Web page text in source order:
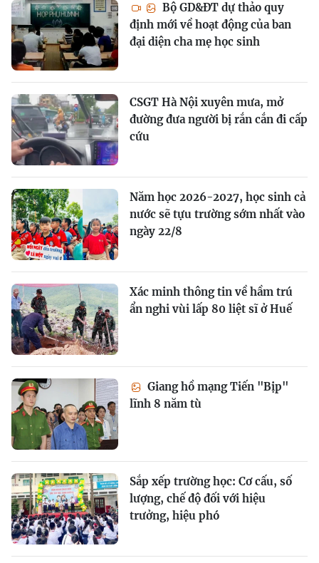
Bộ GD&ĐT dự thảo quy
định mới về hoạt động của ban
đại diện cha mẹ học sinh
CSGT Hà Nội xuyên mưa, mở
đường đưa người bị rắn cắn đi cấp
cứu
Năm học 2026-2027, học sinh cả
nước sẽ tựu trường sớm nhất vào
ngày 22/8
Xác minh thông tin về hầm trú
ẩn nghi vùi lấp 80 liệt sĩ ở Huế
Giang hồ mạng Tiến "Bịp"
lĩnh 8 năm tù
Sắp xếp trường học: Cơ cấu, số
lượng, chế độ đối với hiệu
trưởng, hiệu phó